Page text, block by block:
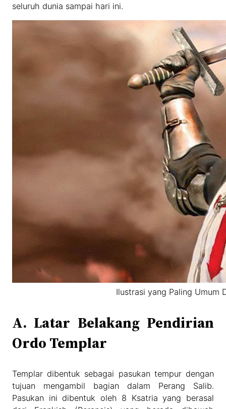
seluruh dunia sampai hari ini.
Ilustrasi yang Paling Umum
A. Latar Belakang Pendirian
Ordo Templar
Templar dibentuk sebagai pasukan tempur dengan
tujuan mengambil bagian dalam Perang Salib.
Pasukan ini dibentuk oleh 8 Ksatria yang berasal